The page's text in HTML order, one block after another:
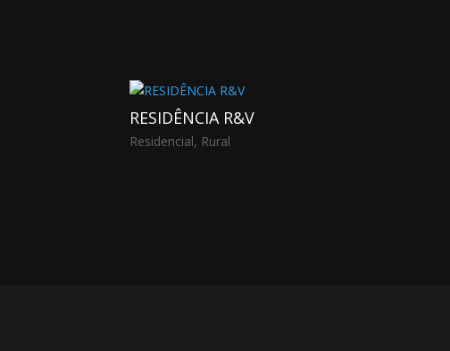
RESIDÊNCIA R&V
Residencial, Rural